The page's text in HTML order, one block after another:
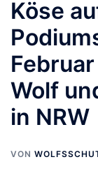
Köse
Wolf
in NRW
VON